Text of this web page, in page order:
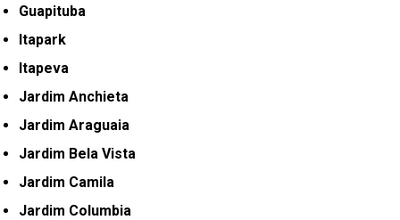
Guapituba
Itapark
Itapeva
Jardim Anchieta
Jardim Araguaia
Jardim Bela Vista
Jardim Camila
Jardim Columbia